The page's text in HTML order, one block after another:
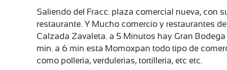
Saliendo del Fracc. plaza comercial nueva, con
restaurante. Y Mucho comercio y restaurantes
Calzada Zavaleta. a 5 Minutos hay Gran
min. a 6 min esta Momoxpan todo tipo de
como polleria, verdulerias, tortilleria, etc etc.